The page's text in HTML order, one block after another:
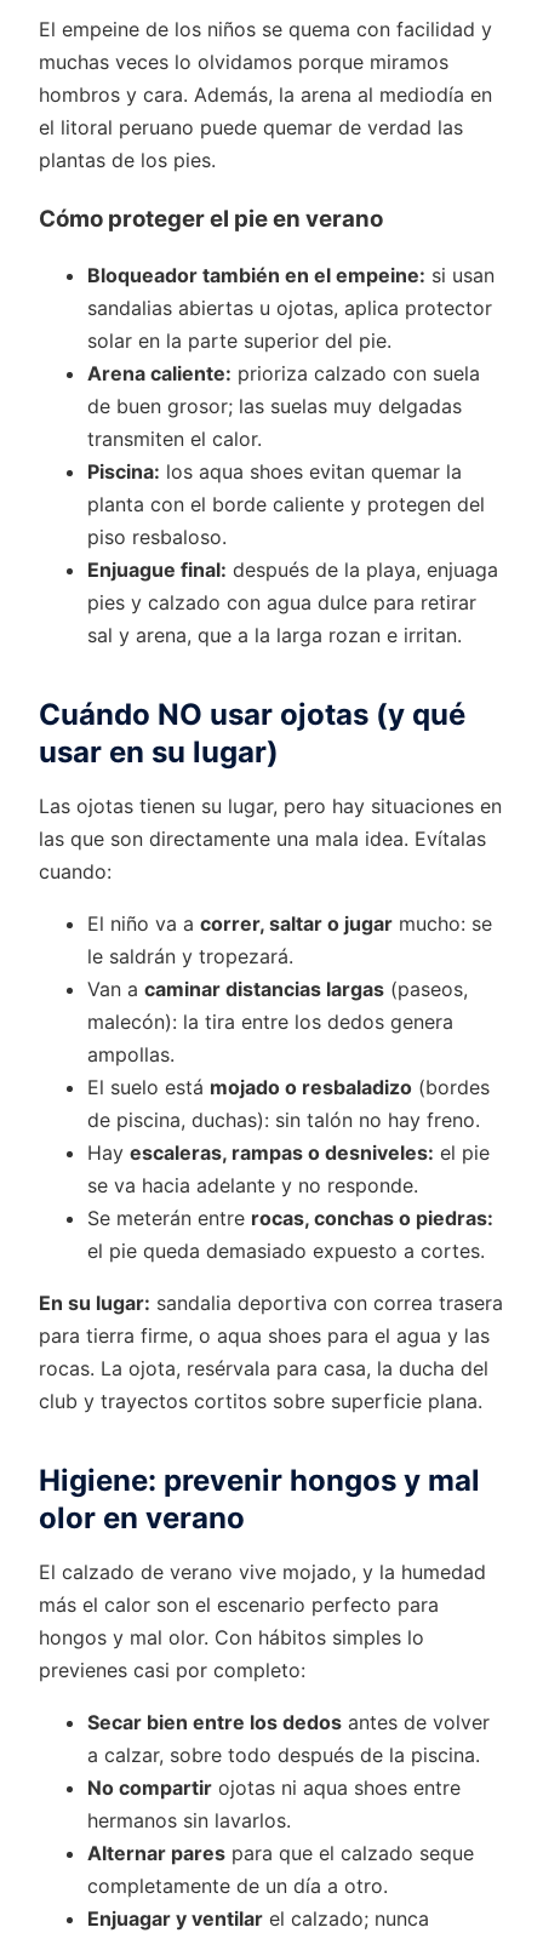
El empeine de los niños se quema con facilidad y
muchas veces lo olvidamos porque miramos
hombros y cara. Además, la arena al mediodía en
el litoral peruano puede quemar de verdad las
plantas de los pies.
Cómo proteger el pie en verano
Bloqueador también en el empeine: si usan
sandalias abiertas u ojotas, aplica protector
solar en la parte superior del pie.
Arena caliente: prioriza calzado con suela
de buen grosor; las suelas muy delgadas
transmiten el calor.
Piscina: los aqua shoes evitan quemar la
planta con el borde caliente y protegen del
piso resbaloso.
Enjuague final: después de la playa, enjuaga
pies y calzado con agua dulce para retirar
sal y arena, que a la larga rozan e irritan.
Cuándo NO usar ojotas (y qué
usar en su lugar)
Las ojotas tienen su lugar, pero hay situaciones en
las que son directamente una mala idea. Evítalas
cuando:
El niño va a correr, saltar o jugar mucho: se
le saldrán y tropezará.
Van a caminar distancias largas (paseos,
malecón): la tira entre los dedos genera
ampollas.
El suelo está mojado o resbaladizo (bordes
de piscina, duchas): sin talón no hay freno.
Hay escaleras, rampas o desniveles: el pie
se va hacia adelante y no responde.
Se meterán entre rocas, conchas o piedras:
el pie queda demasiado expuesto a cortes.
En su lugar: sandalia deportiva con correa trasera
para tierra firme, o aqua shoes para el agua y las
rocas. La ojota, resérvala para casa, la ducha del
club y trayectos cortitos sobre superficie plana.
Higiene: prevenir hongos y mal
olor en verano
El calzado de verano vive mojado, y la humedad
más el calor son el escenario perfecto para
hongos y mal olor. Con hábitos simples lo
previenes casi por completo:
Secar bien entre los dedos antes de volver
a calzar, sobre todo después de la piscina.
No compartir ojotas ni aqua shoes entre
hermanos sin lavarlos.
Alternar pares para que el calzado seque
completamente de un día a otro.
Enjuagar y ventilar el calzado; nunca